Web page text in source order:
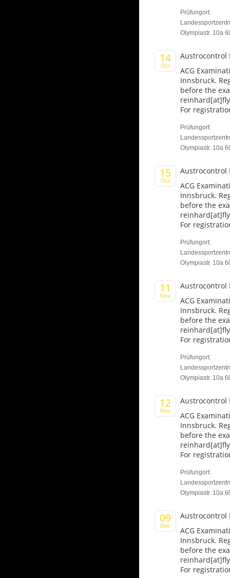
Prüfungort:
Olympiastr. 10a
14
Oct
Austrocontrol
ACG
Innsbruck.
before the
For
Prüfungort:
Olympiastr. 10a
15
Oct
Austrocontrol
ACG
Innsbruck.
before the
For
Prüfungort:
Olympiastr. 10a
11
Nov
Austrocontrol
ACG
Innsbruck.
before the
For
Prüfungort:
Olympiastr. 10a
12
Nov
Austrocontrol
ACG
Innsbruck.
before the
For
Prüfungort:
Olympiastr. 10a
09
Dec
Austrocontrol
ACG
Innsbruck.
before the
For